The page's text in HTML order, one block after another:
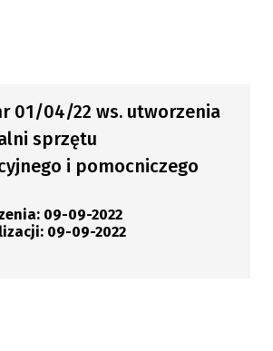
01/04/22 ws. utworzenia
sprzętu
i pomocniczego
09-09-2022
09-09-2022